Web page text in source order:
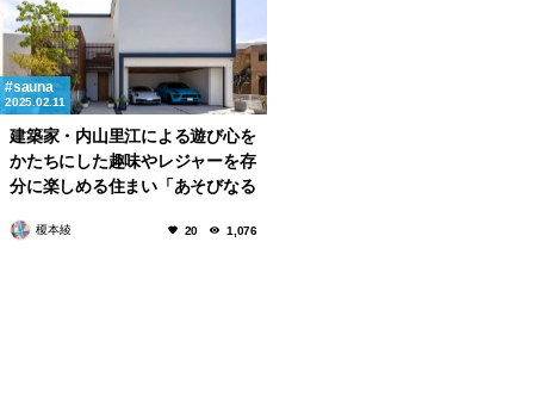
sauna
2025.02.11
建築家・内山里江による遊び心を
かたちにした趣味やレジャーを存
分に楽しめる住まい「あそびなる
榎本綾 20 1,076